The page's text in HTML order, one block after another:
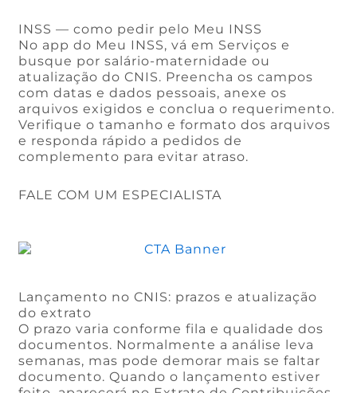
INSS — como pedir pelo Meu INSS
No app do Meu INSS, vá em Serviços e
busque por salário-maternidade ou
atualização do CNIS. Preencha os campos
com datas e dados pessoais, anexe os
arquivos exigidos e conclua o requerimento.
Verifique o tamanho e formato dos arquivos
e responda rápido a pedidos de
complemento para evitar atraso.
FALE COM UM ESPECIALISTA
Lançamento no CNIS: prazos e atualização
do extrato
O prazo varia conforme fila e qualidade dos
documentos. Normalmente a análise leva
semanas, mas pode demorar mais se faltar
documento. Quando o lançamento estiver